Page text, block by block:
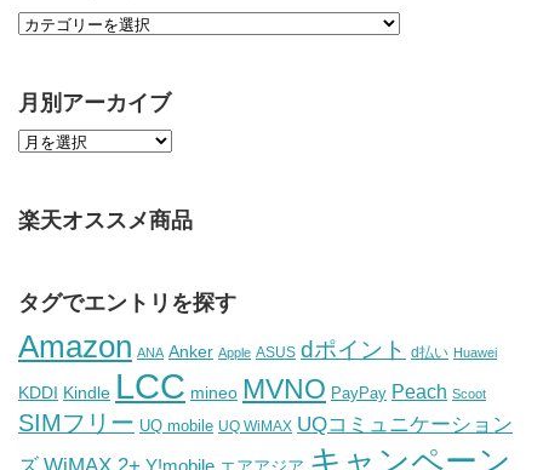
月別アーカイブ
楽天オススメ商品
タグでエントリを探す
Amazon ANA Anker Apple ASUS dポイント d払い Huawei
KDDI Kindle LCC mineo MVNO PayPay Peach Scoot
SIMフリー UQ mobile UQ WiMAX UQコミュニケーション
Y!mobile キャンペーン